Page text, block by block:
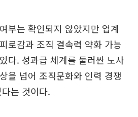
부는 확인되지 않았지만 업계
로감과 조직 결속력 약화 가능
다. 성과급 체계를 둘러싼 노사
을 넘어 조직문화와 인력 경쟁
는 것이다.